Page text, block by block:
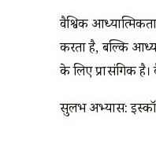
वैश्विक
करता है, बल्कि
के लिए प्रासंगिक है।
सुलभ अभ्यास: